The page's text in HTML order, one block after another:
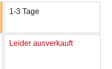
1-3 Tage
Leider ausverkauft